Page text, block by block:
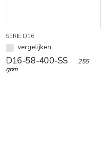
SERIE D16
vergelijken
D16-58-400-SS
255
gpm